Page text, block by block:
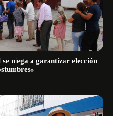
se niega a garantizar elección